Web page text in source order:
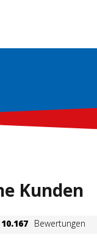
Kunden
10.167 Bewertungen